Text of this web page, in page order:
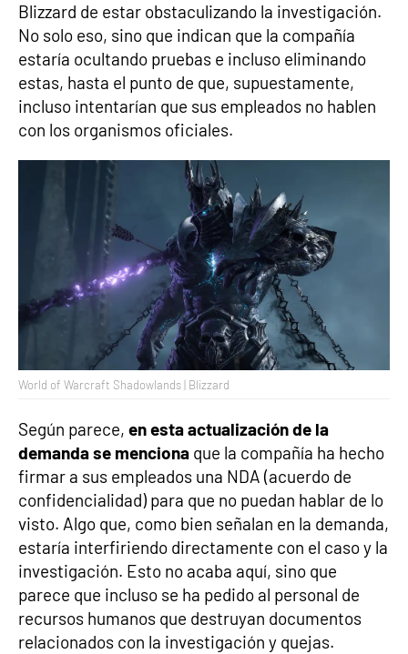
Blizzard de estar obstaculizando la investigación.
No solo eso, sino que indican que la compañía
estaría ocultando pruebas e incluso eliminando
estas, hasta el punto de que, supuestamente,
incluso intentarían que sus empleados no hablen
con los organismos oficiales.
World of Warcraft Shadowlands | Blizzard
Según parece, en esta actualización de la
demanda se menciona que la compañía ha hecho
firmar a sus empleados una NDA (acuerdo de
confidencialidad) para que no puedan hablar de lo
visto. Algo que, como bien señalan en la demanda,
estaría interfiriendo directamente con el caso y la
investigación. Esto no acaba aquí, sino que
parece que incluso se ha pedido al personal de
recursos humanos que destruyan documentos
relacionados con la investigación y quejas.